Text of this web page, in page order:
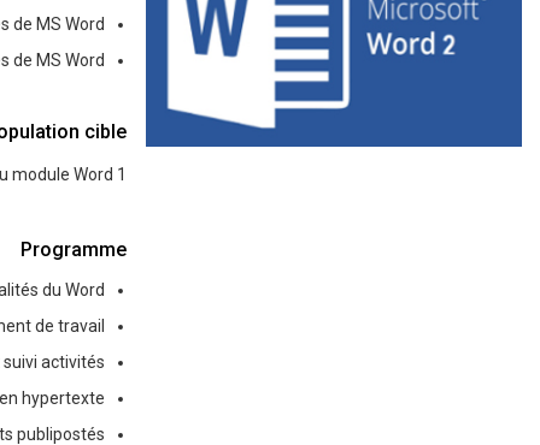
MS Word.
MS Word.
cible
Word 1.
Programme
du Word.
de travail.
activités".
hypertexte.
publipostés.